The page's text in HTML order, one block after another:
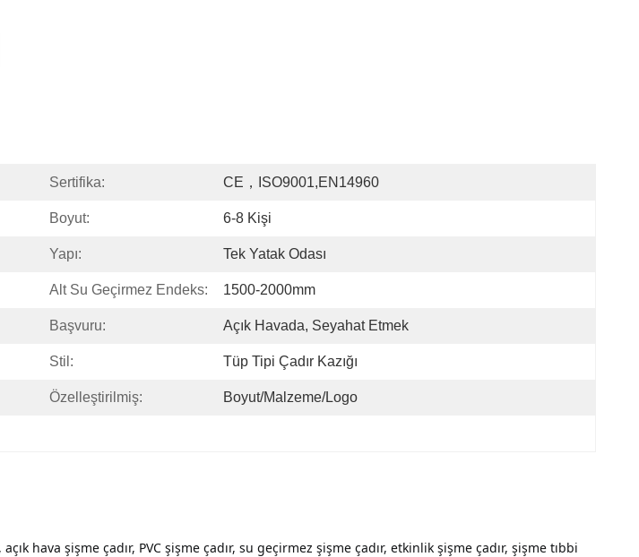
Sertifika: CE，ISO9001,EN14960
Boyut: 6-8 Kişi
Yapı: Tek Yatak Odası
Alt Su Geçirmez Endeks: 1500-2000mm
Başvuru: Açık Havada, Seyahat Etmek
Stil: Tüp Tipi Çadır Kazığı
Özelleştirilmiş: Boyut/Malzeme/logo
hava şişme çadır, PVC şişme çadır, su geçirmez şişme çadır, etkinlik şişme çadır, şişme tıbbi